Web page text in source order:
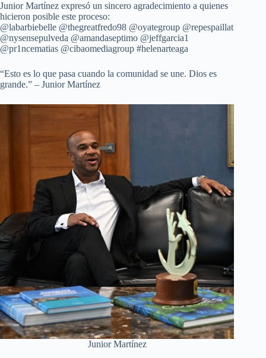
Junior Martínez expresó un sincero agradecimiento a quienes
hicieron posible este proceso:
@labarbiebelle @thegreatfredo98 @oyategroup @repespaillat
@nysensepulveda @amandaseptimo @jeffgarcia1
@pr1ncematias @cibaomediagroup #helenarteaga
“Esto es lo que pasa cuando la comunidad se une. Dios es
grande.” – Junior Martínez
Junior Martínez